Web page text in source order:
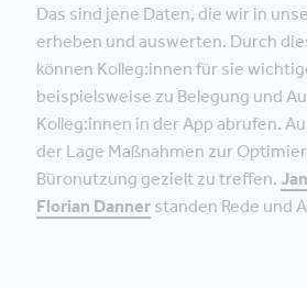
Das sind jene Daten, die wir in
erheben und auswerten. Durch
können Kolleg:innen für sie
beispielsweise zu Belegung und
Kolleg:innen in der App abrufen.
der Lage Maßnahmen zur
Büronutzung gezielt zu treffen.
Florian Danner standen Rede und